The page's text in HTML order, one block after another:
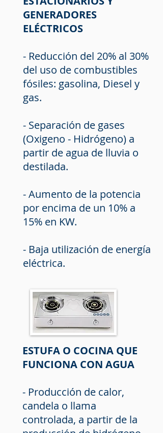
GENERADORES
ELÉCTRICOS
- Reducción del 20% al 30%
del uso de combustibles
fósiles: gasolina, Diesel y
gas.
- Separación de gases
(Oxigeno - Hidrógeno) a
partir de agua de lluvia o
destilada.
- Aumento de la potencia
por encima de un 10% a
15% en KW.
- Baja utilización de energía
eléctrica.
ESTUFA O COCINA QUE
FUNCIONA CON AGUA
- Producción de calor,
candela o llama
controlada, a partir de la